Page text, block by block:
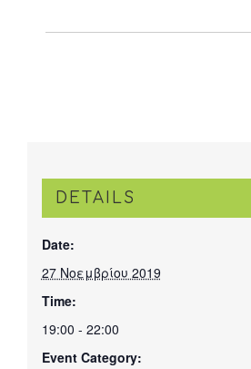
DETAILS
Date:
27 Νοεμβρίου 2019
Time:
19:00 - 22:00
Event Category: